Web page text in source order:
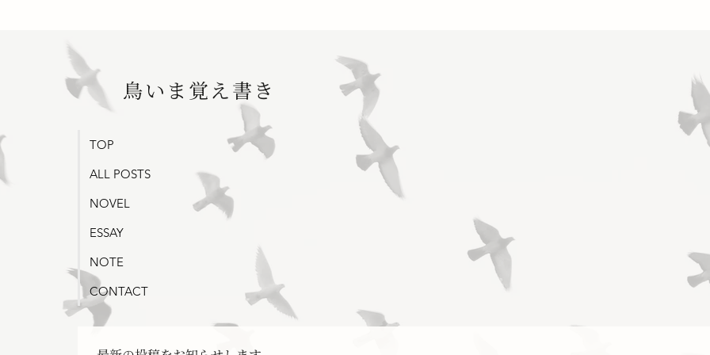
母と三つの宝 遠い時間の気配
暗闇にあるやさしい
鳥いま覚え書き
TOP
ALL POSTS
NOVEL
ESSAY
NOTE
CONTACT